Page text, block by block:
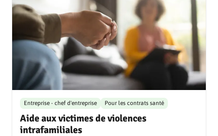
Aide aux victimes de violences
intrafamiliales
Entreprise - chef d'entreprise Pour les contrats santé